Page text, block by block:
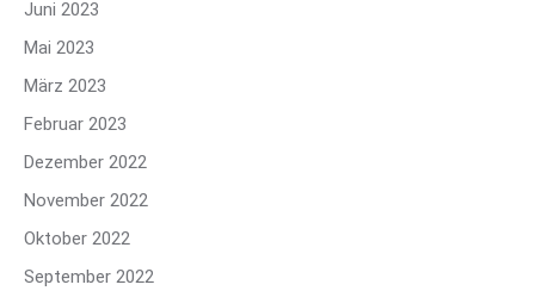
Juni 2023
Mai 2023
März 2023
Februar 2023
Dezember 2022
November 2022
Oktober 2022
September 2022